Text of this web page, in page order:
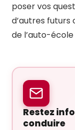
poser vos
d’autres
de l’auto-
Restez
conduire